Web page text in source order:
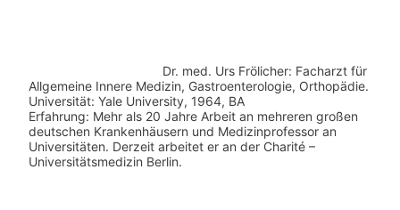
Dr. med. Urs Frölicher: Facharzt für
Allgemeine Innere Medizin, Gastroenterologie, Orthopädie.
Universität: Yale University, 1964, BA
Erfahrung: Mehr als 20 Jahre Arbeit an mehreren großen
deutschen Krankenhäusern und Medizinprofessor an
Universitäten. Derzeit arbeitet er an der Charité –
Universitätsmedizin Berlin.